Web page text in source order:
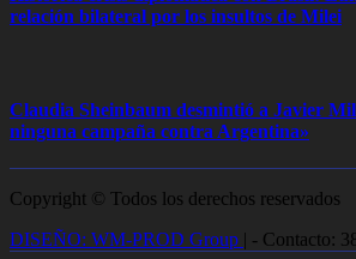
relación bilateral por los insultos de Milei
Claudia Sheinbaum desmintió a Javier
ninguna campaña contra Argentina»
Copyright © Todos los derechos reservados
DISEÑO: WM-PROD Group | - Contacto: